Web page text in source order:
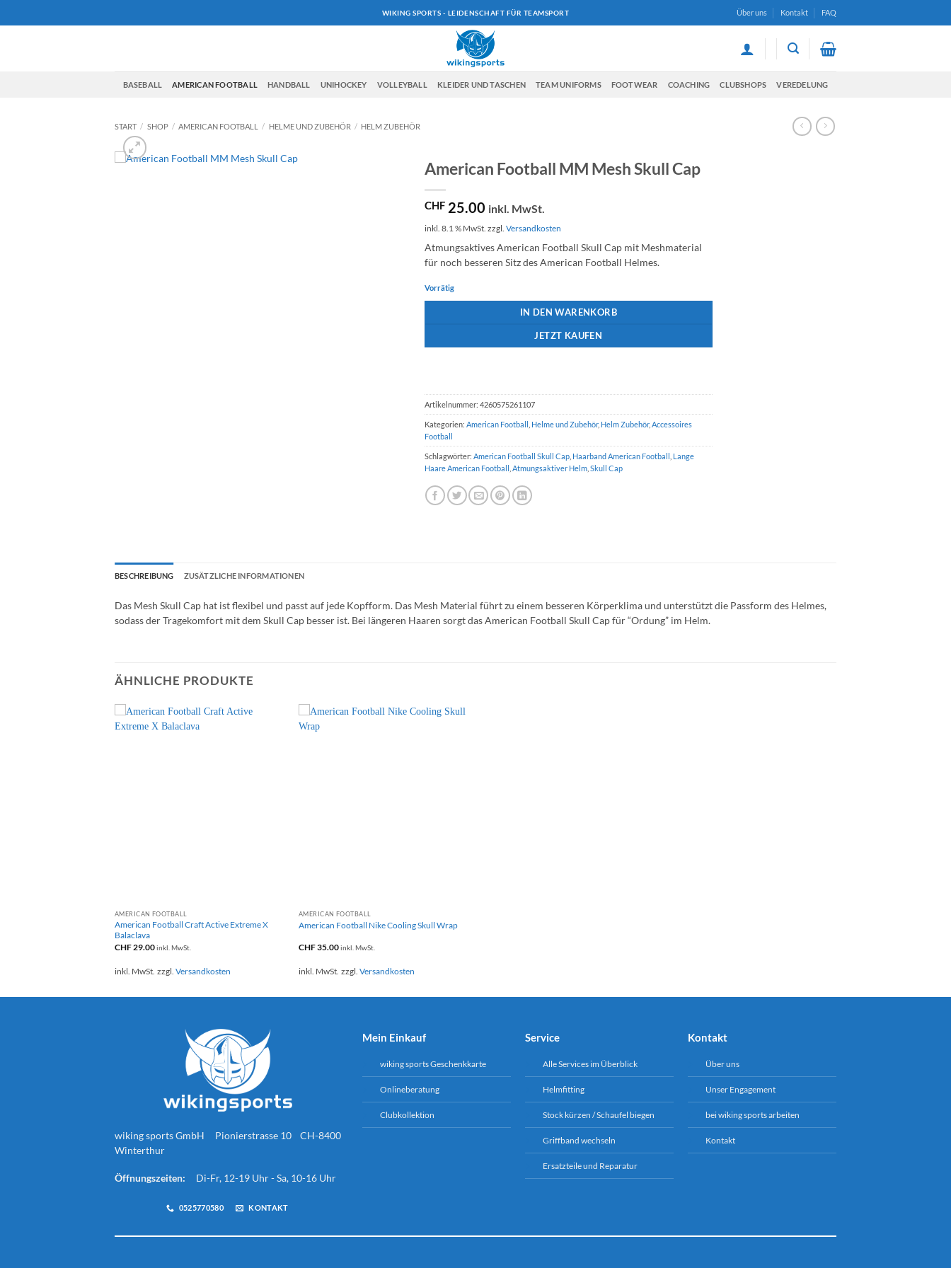
WIKING SPORTS - LEIDENSCHAFT FÜR TEAMSPORT Über uns Kontakt FAQ
BASEBALL AMERICAN FOOTBALL HANDBALL UNIHOCKEY VOLLEYBALL KLEIDER UND TASCHEN TEAM UNIFORMS FOOTWEAR COACHING CLUBSHOPS VEREDELUNG
START / SHOP / AMERICAN FOOTBALL / HELME UND ZUBEHÖR / HELM ZUBEHÖR
American Football MM Mesh Skull Cap
CHF25.00 inkl. MwSt.
inkl. 8.1 % MwSt. zzgl. Versandkosten
Atmungsaktives American Football Skull Cap mit Meshmaterial
für noch besseren Sitz des American Football Helmes.
Vorrätig
IN DEN WARENKORB
JETZT KAUFEN
Artikelnummer: 4260575261107
Kategorien: American Football Helme und Zubehör, Helm Zubehör, Accessoires
Football
Schlagwörter: American Football Skull Cap, Haarband American Football
Lange
Haare American Football
Atmungsaktiver Helm, Skull Cap
BESCHREIBUNG ZUSÄTZLICHE INFORMATIONEN
Das Mesh Skull Cap hat ist flexibel und passt auf jede Kopfform. Das Mesh Material führt zu einem besseren Körperklima und unterstützt die Passform des Helmes,
sodass der Tragekomfort mit dem Skull Cap besser ist. Bei längeren Haaren sorgt das American Football Skull Cap für “Ordung” im Helm.
ÄHNLICHE PRODUKTE
AMERICAN FOOTBALL
American Football Craft Active Extreme X
Balaclava
CHF29.00inkl. MwSt.
inkl. MwSt. zzgl. Versandkosten
AMERICAN FOOTBALL
American Football Nike Cooling Skull Wrap
CHF35.00inkl. MwSt.
inkl. MwSt. zzgl. Versandkosten
wiking sports GmbH Pionierstrasse 10 CH-8400
Winterthur
Öffnungszeiten: Di-Fr, 12-19 Uhr - Sa, 10-16 Uhr
0525770580 KONTAKT
Mein Einkauf
wiking sports Geschenkkarte
Onlineberatung
Clubkollektion
Service
Alle Services im Überblick
Helmfitting
Stock kürzen / Schaufel biegen
Griffband wechseln
Ersatzteile und Reparatur
Kontakt
Über uns
Unser Engagement
bei wiking sports arbeiten
Kontakt